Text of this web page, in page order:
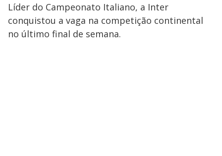
Líder do Campeonato Italiano, a Inter
conquistou a vaga na competição continental
no último final de semana.